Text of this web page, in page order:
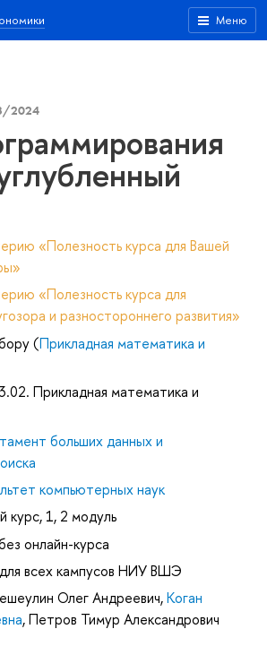
Меню
2024
«Полезность курса для Вашей
«Полезность курса для
и разностороннего развития»
(Прикладная математика и
Прикладная математика и
больших данных и
компьютерных наук
курс, 1, 2 модуль
онлайн-курса
для всех кампусов НИУ ВШЭ
Олег Андреевич,Коган
,Петров Тимур Александрович